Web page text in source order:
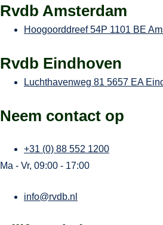
Rvdb Amsterdam
Hoogoorddreef 54P 1101 BE
Rvdb Eindhoven
Luchthavenweg 81 5657 EA
Neem contact op
+31 (0) 88 552 1200
Ma - Vr, 09:00 - 17:00
info@rvdb.nl